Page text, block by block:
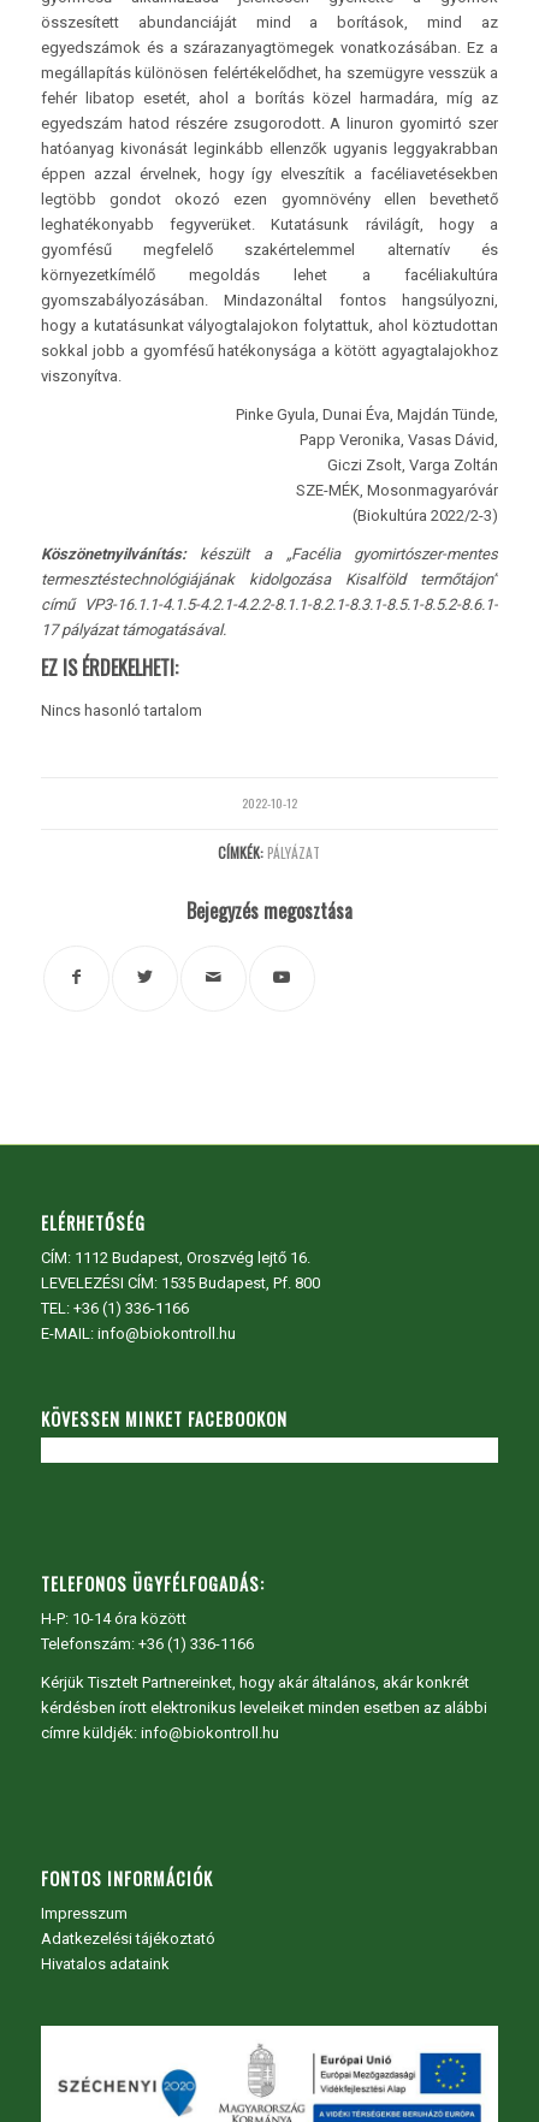
összesített abundanciáját mind a borítások, mind az
egyedszámok és a szárazanyagtömegek vonatkozásában. Ez a
megállapítás különösen felértékelődhet, ha szemügyre vesszük a
fehér libatop esetét, ahol a borítás közel harmadára, míg az
egyedszám hatod részére zsugorodott. A linuron gyomirtó szer
hatóanyag kivonását leginkább ellenzők ugyanis leggyakrabban
éppen azzal érvelnek, hogy így elveszítik a facéliavetésekben
legtöbb gondot okozó ezen gyomnövény ellen bevethető
leghatékonyabb fegyverüket. Kutatásunk rávilágít, hogy a
gyomfésű megfelelő szakértelemmel alternatív és
környezetkímélő megoldás lehet a facéliakultúra
gyomszabályozásában. Mindazonáltal fontos hangsúlyozni,
hogy a kutatásunkat vályogtalajokon folytattuk, ahol köztudottan
sokkal jobb a gyomfésű hatékonysága a kötött agyagtalajokhoz
viszonyítva.
Pinke Gyula, Dunai Éva, Majdán Tünde,
Papp Veronika, Vasas Dávid,
Giczi Zsolt, Varga Zoltán
SZE-MÉK, Mosonmagyaróvár
(Biokultúra 2022/2-3)
Köszönetnyilvánítás:készült a „Facélia gyomirtószer-mentes
termesztéstechnológiájának kidolgozása Kisalföld termőtájon”
című VP3-16.1.1-4.1.5-4.2.1-4.2.2-8.1.1-8.2.1-8.3.1-8.5.1-8.5.2-8.6.1-
17 pályázat támogatásával.
EZ IS ÉRDEKELHETI:
Nincs hasonló tartalom
2022-10-12
CÍMKÉK: PÁLYÁZAT
Bejegyzés megosztása
ELÉRHETŐSÉG
CÍM: 1112 Budapest, Oroszvég lejtő 16.
LEVELEZÉSI CÍM: 1535 Budapest, Pf. 800
TEL: +36 (1) 336-1166
E-MAIL: info@biokontroll.hu
KÖVESSEN MINKET FACEBOOKON
TELEFONOS ÜGYFÉLFOGADÁS:
H-P: 10-14 óra között
Telefonszám: +36 (1) 336-1166
Kérjük Tisztelt Partnereinket, hogy akár általános, akár konkrét
kérdésben írott elektronikus leveleiket minden esetben az alábbi
címre küldjék: info@biokontroll.hu
FONTOS INFORMÁCIÓK
Impresszum
Adatkezelési tájékoztató
Hivatalos adataink